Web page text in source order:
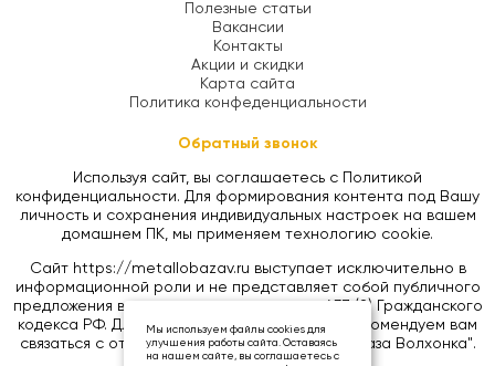
Полезные статьи
Вакансии
Контакты
Акции и скидки
Карта сайта
Политика конфеденциальности
Обратный звонок
Используя сайт, вы соглашаетесь с Политикой
конфиденциальности. Для формирования контента под Вашу
личность и сохранения индивидуальных настроек на вашем
домашнем ПК, мы применяем технологию cookie.
Сайт https://metallobazav.ru выступает исключительно в
информационной роли и не представляет собой публичного
предложения в соответствии со статьей 437 (2) Гражданского
кодекса РФ. Для уточнения цен на товары, рекомендуем вам
связаться с отделом продаж ООО "Металлобаза Волхонка".
Мы используем файлы cookies для
улучшения работы сайта. Оставаясь
на нашем сайте, вы соглашаетесь с